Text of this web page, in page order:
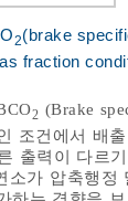
2(brake
fraction
2 (Brake
조건에서 배
출력이 다르
가 압축행